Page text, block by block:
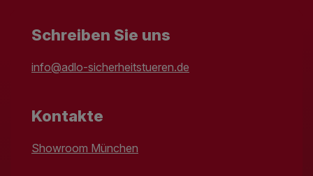
Schreiben Sie uns
info@adlo-sicherheitstueren.de
Kontakte
Showroom München